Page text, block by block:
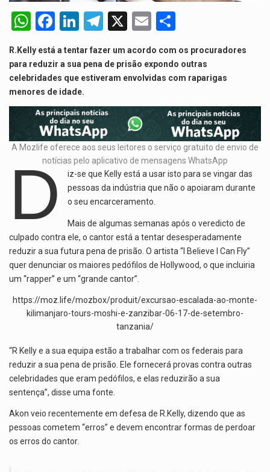
O Senado dos Estados Unidos aprovou, no dia 7 de…
Legislação, renomeada em homenagem ao falecido senador Lindsey Graham, foi…
W
at
s
A
p
p
F
ce
b
o
o
k
Li
ke
dI
n
T
e
gr
m
X
E
ail ar
e
R.Kelly está a tentar fazer um acordo com os procuradores
para reduzir a sua pena de prisão expondo outras
celebridades que estiveram envolvidas com raparigas
menores de idade.
A Mozlife oferece aos seus leitores o serviço gratuito de envio de
notícias pelo aplicativo de mensagens WhatsApp
D
iz-se que Kelly está a usar isto para se vingar das
pessoas da indústria que não o apoiaram durante
o seu encarceramento.
Mais de algumas semanas após o veredicto de
culpado contra ele, o cantor está a tentar desesperadamente
reduzir a sua futura pena de prisão. O artista “I Believe I Can Fly”
quer denunciar os maiores pedófilos de Hollywood, o que incluiria
um “rapper” e um “grande cantor”.
https://moz.life/mozbox/produit/excursao-escalada-ao-monte-
kilimanjaro-tours-moshi-e-zanzibar-06-17-de-setembro-
tanzania/
“R Kelly e a sua equipa estão a trabalhar com os federais para
reduzir a sua pena de prisão. Ele fornecerá provas contra outras
celebridades que eram pedófilos, e elas reduzirão a sua
sentença”, disse uma fonte.
Akon veio recentemente em defesa de R.Kelly, dizendo que as
pessoas cometem “erros” e devem encontrar formas de perdoar
os erros do cantor.